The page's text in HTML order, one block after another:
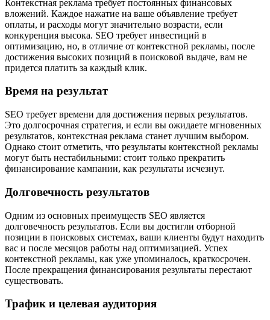
Контекстная реклама требует постоянных финансовых
вложений. Каждое нажатие на ваше объявление требует
оплаты, и расходы могут значительно возрасти, если
конкуренция высока. SEO требует инвестиций в
оптимизацию, но, в отличие от контекстной рекламы, после
достижения высоких позиций в поисковой выдаче, вам не
придется платить за каждый клик.
Время на результат
SEO требует времени для достижения первых результатов.
Это долгосрочная стратегия, и если вы ожидаете мгновенных
результатов, контекстная реклама станет лучшим выбором.
Однако стоит отметить, что результаты контекстной рекламы
могут быть нестабильными: стоит только прекратить
финансирование кампании, как результаты исчезнут.
Долговечность результатов
Одним из основных преимуществ SEO является
долговечность результатов. Если вы достигли отборной
позиции в поисковых системах, ваши клиенты будут находить
вас и после месяцов работы над оптимизацией. Успех
контекстной рекламы, как уже упоминалось, краткосрочен.
После прекращения финансирования результаты перестают
существовать.
Трафик и целевая аудитория